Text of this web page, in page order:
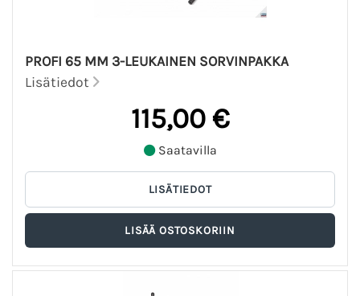
PROFI 65 MM 3-LEUKAINEN SORVINPAKKA
Lisätiedot
115,00 €
Saatavilla